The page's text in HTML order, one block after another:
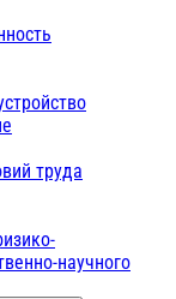
труда
научного